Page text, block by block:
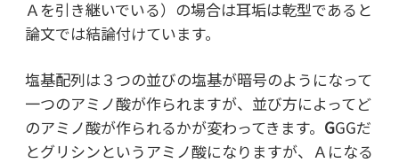
Ａを引き継いでいる）の場合は耳垢は乾型であると
論文では結論付けています。
塩基配列は３つの並びの塩基が暗号のようになって
一つのアミノ酸が作られますが、並び方によってど
のアミノ酸が作られるかが変わってきます。 GGGだ
とグリシンというアミノ酸になりますが、Ａになる